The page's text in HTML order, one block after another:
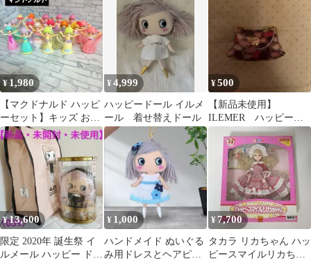
ーウエディングドール
¥1,980
【マクドナルド ハッピ
ーセット】キッズ おも
ちゃ ミニドール 人形
まとめ売り
¥4,999
ハッピードール イルメ
ール 着せ替えドール
¥500
【新品未使用】
ILEMER ハッピード
ール バッグチャーム
¥13,600
限定 2020年 誕生祭 イ
ルメール ハッピー ドー
¥ 1,000
ハンドメイド ぬいぐる
み用ドレスとヘアピン
¥ 7,700
タカラ リカちゃん ハッ
ピースマイルリカちゃ